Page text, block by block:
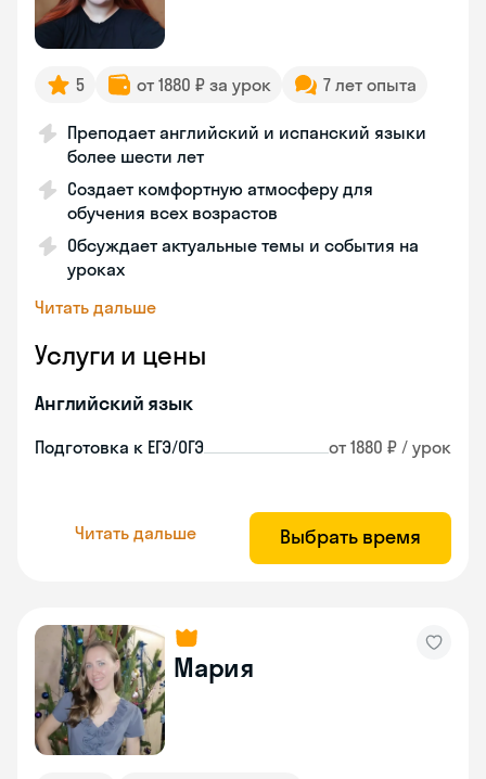
5 от 1880 ₽ за урок 7 лет опыта
Преподает английский и испанский языки
более шести лет
Создает комфортную атмосферу для
обучения всех возрастов
Обсуждает актуальные темы и события на
уроках
Читать дальше
Услуги и цены
Английский язык
Подготовка к ЕГЭ/ОГЭ от 1880 ₽ / урок
Читать дальше Выбрать время
Мария